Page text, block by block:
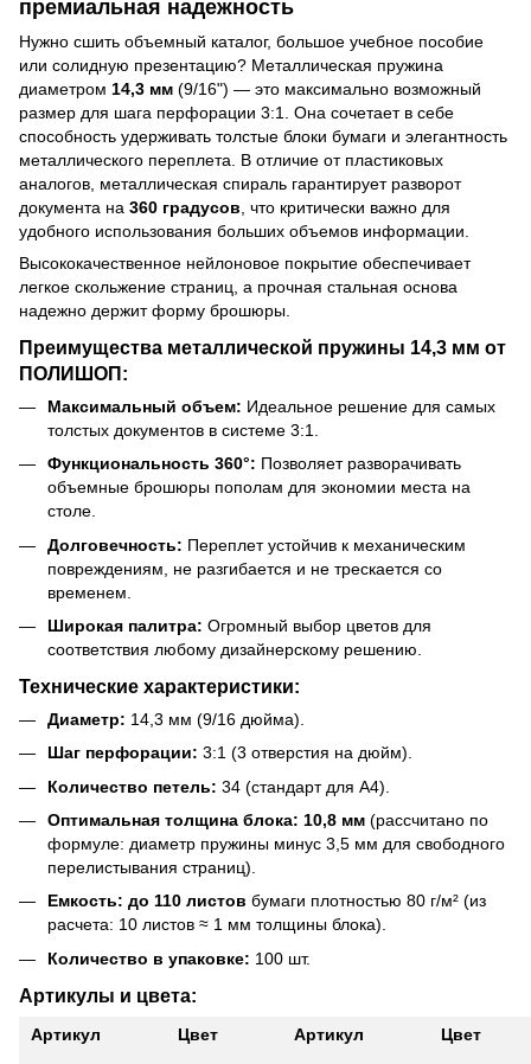
премиальная надежность
Нужно сшить объемный каталог, большое учебное пособие
или солидную презентацию? Металлическая пружина
диаметром 14,3 мм (9/16") — это максимально возможный
размер для шага перфорации 3:1. Она сочетает в себе
способность удерживать толстые блоки бумаги и элегантность
металлического переплета. В отличие от пластиковых
аналогов, металлическая спираль гарантирует разворот
документа на 360 градусов , что критически важно для
удобного использования больших объемов информации.
Высококачественное нейлоновое покрытие обеспечивает
легкое скольжение страниц, а прочная стальная основа
надежно держит форму брошюры.
Преимущества металлической пружины 14,3 мм от
ПОЛИШОП:
Максимальный объем: Идеальное решение для самых
толстых документов в системе 3:1.
Функциональность 360°: Позволяет разворачивать
объемные брошюры пополам для экономии места на
столе.
Долговечность: Переплет устойчив к механическим
повреждениям, не разгибается и не трескается со
временем.
Широкая палитра: Огромный выбор цветов для
соответствия любому дизайнерскому решению.
Технические характеристики:
Диаметр: 14,3 мм (9/16 дюйма).
Шаг перфорации: 3:1 (3 отверстия на дюйм).
Количество петель: 34 (стандарт для А4).
Оптимальная толщина блока: 10,8 мм (рассчитано по
формуле: диаметр пружины минус 3,5 мм для свободного
перелистывания страниц).
Емкость: до 110 листов бумаги плотностью 80 г/м² (из
расчета: 10 листов ≈ 1 мм толщины блока).
Количество в упаковке: 100 шт.
Артикулы и цвета:
Артикул Цвет Артикул
Цвет